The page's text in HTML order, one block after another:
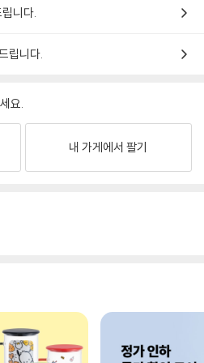
니다.
립니다.
요.
내 가게에서 팔기